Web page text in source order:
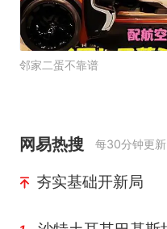
邻家二蛋不靠谱
网易热搜 每30分钟更新
夯实基础开新局